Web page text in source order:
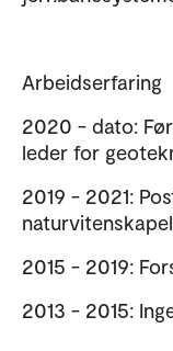
Arbeidserfaring
2020 - dato:
leder for
2019 - 2021:
2015 - 2019:
2013 - 2015: